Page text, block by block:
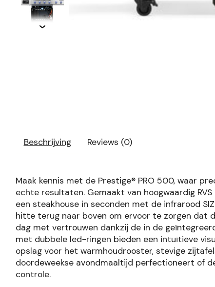
Beschrijving Reviews (0)
Maak kennis met de Prestige® PRO 500, waar
echte resultaten. Gemaakt van hoogwaardig
een steakhouse in seconden met de infrarood
hitte terug naar boven om ervoor te zorgen dat
dag met vertrouwen dankzij de in de
met dubbele led-ringen bieden een intuïtieve
opslag voor het warmhoudrooster, stevige
doordeweekse avondmaaltijd perfectioneert of
controle.